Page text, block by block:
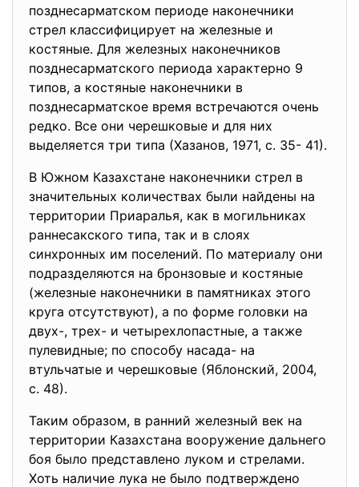
позднесарматском периоде наконечники
стрел классифицирует на железные и
костяные. Для железных наконечников
позднесарматского периода характерно 9
типов, а костяные наконечники в
позднесарматское время встречаются очень
редко. Все они черешковые и для них
выделяется три типа (Хазанов, 1971, с. 35- 41).
В Южном Казахстане наконечники стрел в
значительных количествах были найдены на
территории Приаралья, как в могильниках
раннесакского типа, так и в слоях
синхронных им поселений. По материалу они
подразделяются на бронзовые и костяные
(железные наконечники в памятниках этого
круга отсутствуют), а по форме головки на
двух-, трех- и четырехлопастные, а также
пулевидные; по способу насада- на
втульчатые и черешковые (Яблонский, 2004,
с. 48).
Таким образом, в ранний железный век на
территории Казахстана вооружение дальнего
боя было представлено луком и стрелами.
Хоть наличие лука не было подтверждено